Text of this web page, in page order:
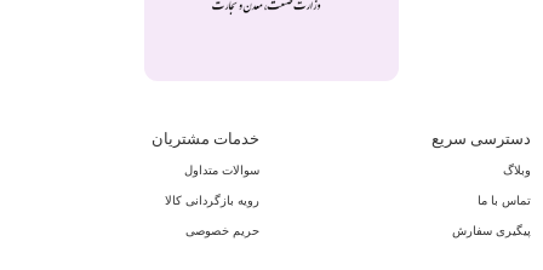
دسترسی سریع
وبلاگ
تماس با ما
پیگیری سفارش
خدمات مشتریان
سوالات متداول
رویه بازگردانی کالا
حریم خصوصی